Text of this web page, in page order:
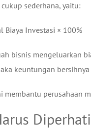
sederhana, yaitu:
Biaya Investasi × 100%
bisnis mengeluarkan
keuntungan
membantu perusahaan